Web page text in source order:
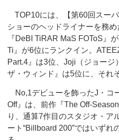
TOP10には、【第60回スー
ショーのヘッドライナーを務
『DeBI TiRAR MaS FOToS』
Ti』が6位にランクイン。
Part.4』は3位、Joji（ジョージ
ザ・ウィンド』は5位に、それ
No,1デビューを飾ったJ・コ
Off』は、前作『The Off-
り、通算7作目のスタジオ・ア
ート“Billboard 200”ではいずれ